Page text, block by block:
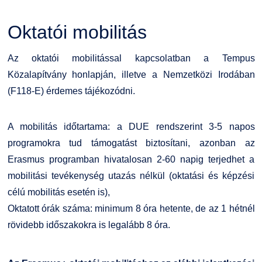
Hallgatókra érvényes szabályzatok
Kiemelt ösztöndíjak
Nemzetközi Lehetőségek
Szolgáltatások
Neptun
K+F+I
Átjelentkezőknek
Kapcsolat
Minőségirányítás
Együttműködő partnereink
Oktatói mobilitás
Az oktatói mobilitással kapcsolatban a Tempus
Közalapítvány honlapján, illetve a Nemzetközi Irodában
(F118-E) érdemes tájékozódni.
A mobilitás időtartama: a DUE rendszerint 3-5 napos
programokra tud támogatást biztosítani, azonban az
Erasmus programban hivatalosan 2-60 napig terjedhet a
mobilitási tevékenység utazás nélkül (oktatási és képzési
célú mobilitás esetén is),
Oktatott órák száma: minimum 8 óra hetente, de az 1 hétnél
rövidebb időszakokra is legalább 8 óra.